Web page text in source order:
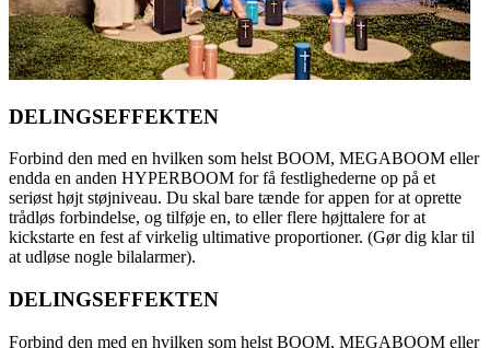
DELINGSEFFEKTEN
Forbind den med en hvilken som helst BOOM, MEGABOOM eller
endda en anden HYPERBOOM for få festlighederne op på et
seriøst højt støjniveau. Du skal bare tænde for appen for at oprette
trådløs forbindelse, og tilføje en, to eller flere højttalere for at
kickstarte en fest af virkelig ultimative proportioner. (Gør dig klar til
at udløse nogle bilalarmer).
DELINGSEFFEKTEN
Forbind den med en hvilken som helst BOOM, MEGABOOM eller